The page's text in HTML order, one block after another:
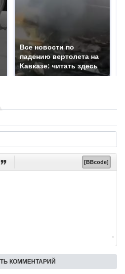
Все новости по
падению вертолета на
Кавказе: читать здесь
 [BBcode]